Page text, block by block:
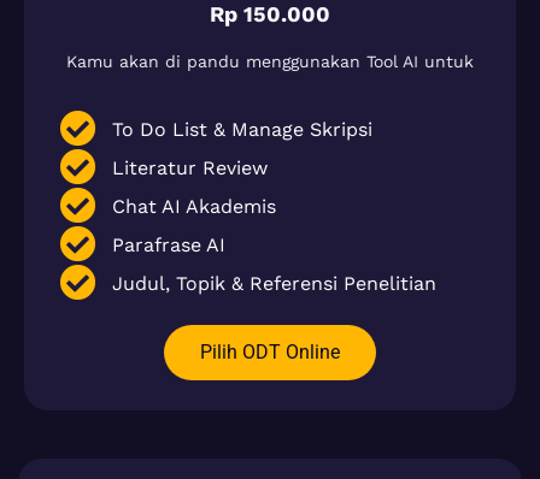
Rp 150.000
Kamu akan di pandu menggunakan Tool AI untuk
To Do List & Manage Skripsi
Literatur Review
Chat AI Akademis
Parafrase AI
Judul, Topik & Referensi Penelitian
Pilih ODT Online